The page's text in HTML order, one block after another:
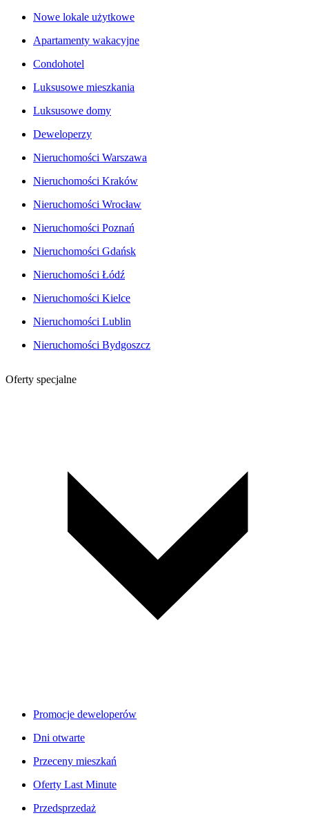
Nowe lokale użytkowe
Apartamenty wakacyjne
Condohotel
Luksusowe mieszkania
Luksusowe domy
Deweloperzy
Nieruchomości Warszawa
Nieruchomości Kraków
Nieruchomości Wrocław
Nieruchomości Poznań
Nieruchomości Gdańsk
Nieruchomości Łódź
Nieruchomości Kielce
Nieruchomości Lublin
Nieruchomości Bydgoszcz
Oferty specjalne
Promocje deweloperów
Dni otwarte
Przeceny mieszkań
Oferty Last Minute
Przedsprzedaż